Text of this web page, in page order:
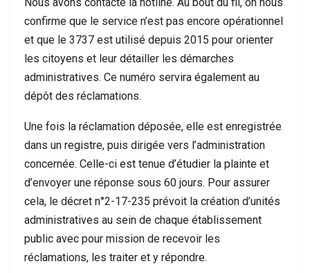
confirme que le service n’est pas encore opérationnel
et que le 3737 est utilisé depuis 2015 pour orienter
les citoyens et leur détailler les démarches
administratives. Ce numéro servira également au
dépôt des réclamations.
Une fois la réclamation déposée, elle est enregistrée
dans un registre, puis dirigée vers l’administration
concernée. Celle-ci est tenue d’étudier la plainte et
d’envoyer une réponse sous 60 jours. Pour assurer
cela, le décret n°2-17-235 prévoit la création d’unités
administratives au sein de chaque établissement
public avec pour mission de recevoir les
réclamations, les traiter et y répondre.